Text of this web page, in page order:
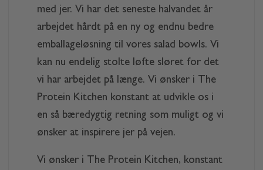
med jer. Vi har det seneste halvandet år
arbejdet hårdt på en ny og endnu bedre
emballageløsning til vores salad bowls. Vi
kan nu endelig stolte løfte sløret for det
vi har arbejdet på længe. Vi ønsker i The
Protein Kitchen konstant at udvikle os i
en så bæredygtig retning som muligt og vi
ønsker at inspirere jer på vejen.
Vi ønsker i The Protein Kitchen, konstant